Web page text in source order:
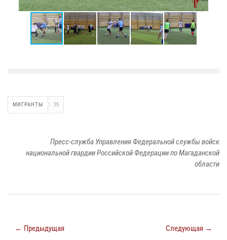
МИГРАНТЫ 35
Пресс-служба Управления Федеральной службы войск
национальной гвардии Российской Федерации по Магаданской
области
← Предыдущая Следующая →